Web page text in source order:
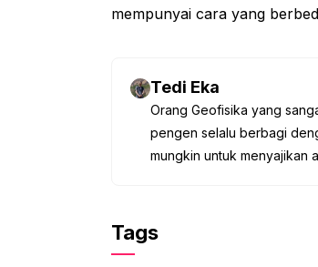
mempunyai cara yang
Tedi Eka
Orang Geofisika yang
pengen selalu berbagi
mungkin untuk menyajikan
Tags